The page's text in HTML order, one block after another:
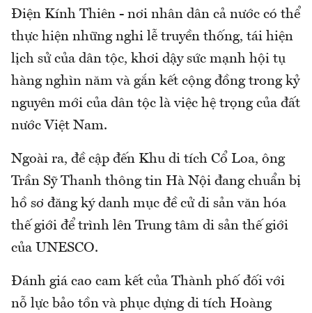
Điện Kính Thiên - nơi nhân dân cả nước có thể
thực hiện những nghi lễ truyền thống, tái hiện
lịch sử của dân tộc, khơi dậy sức mạnh hội tụ
hàng nghìn năm và gắn kết cộng đồng trong kỷ
nguyên mới của dân tộc là việc hệ trọng của đất
nước Việt Nam.
Ngoài ra, đề cập đến Khu di tích Cổ Loa, ông
Trần Sỹ Thanh thông tin Hà Nội đang chuẩn bị
hồ sơ đăng ký danh mục đề cử di sản văn hóa
thế giới để trình lên Trung tâm di sản thế giới
của UNESCO.
Đánh giá cao cam kết của Thành phố đối với
nỗ lực bảo tồn và phục dựng di tích Hoàng